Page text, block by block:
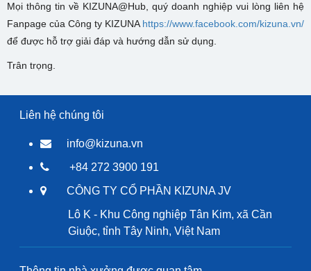
Mọi thông tin về KIZUNA@Hub, quý doanh nghiệp vui lòng liên hệ
Fanpage của Công ty KIZUNA https://www.facebook.com/kizuna.vn/
để được hỗ trợ giải đáp và hướng dẫn sử dụng.
Trân trọng.
Liên hệ chúng tôi
info@kizuna.vn
+84 272 3900 191
CÔNG TY CỔ PHẦN KIZUNA JV
Lô K - Khu Công nghiệp Tân Kim, xã Cần
Giuộc, tỉnh Tây Ninh, Việt Nam